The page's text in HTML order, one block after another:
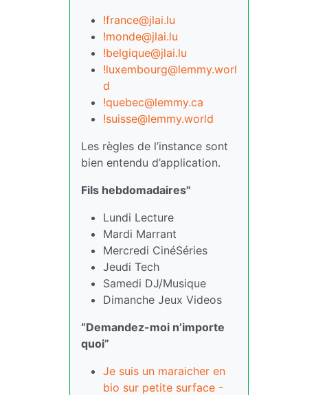
!france@jlai.lu
!monde@jlai.lu
!belgique@jlai.lu
!luxembourg@lemmy.worl
d
!quebec@lemmy.ca
!suisse@lemmy.world
Les règles de l’instance sont
bien entendu d’application.
Fils hebdomadaires"
Lundi Lecture
Mardi Marrant
Mercredi CinéSéries
Jeudi Tech
Samedi DJ/Musique
Dimanche Jeux Videos
“Demandez-moi n’importe
quoi”
Je suis un maraicher en
bio sur petite surface -